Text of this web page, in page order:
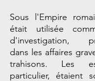
Sous l'Empire
était utilisée
d'investigation,
dans les affaires
trahisons. Les
particulier, étaient